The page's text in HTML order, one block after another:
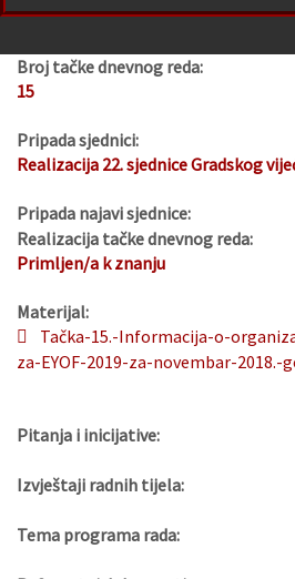
Broj tačke dnevnog reda:
15
Pripada sjednici:
Realizacija 22. sjednice Gradskog
Pripada najavi sjednice:
Realizacija tačke dnevnog reda:
Primljen/a k znanju
Materijal:
Tačka-15.-Informacija-o-
za-EYOF-2019-za-novembar-2018.-
Pitanja i inicijative:
Izvještaji radnih tijela:
Tema programa rada: